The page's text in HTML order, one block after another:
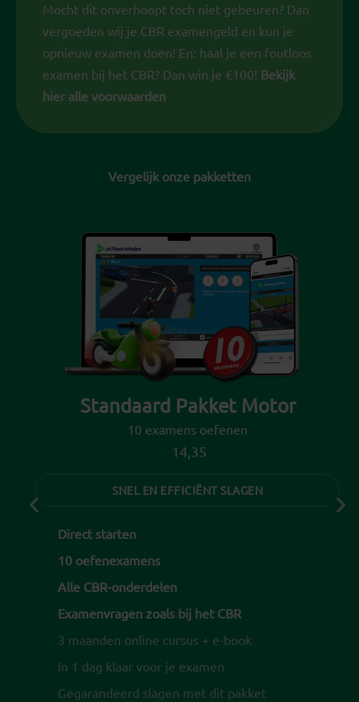
Mocht dit onverhoopt toch niet gebeuren? Dan
vergoeden wij je CBR examengeld en kun je
opnieuw examen doen! En: haal je een foutloos
examen bij het CBR? Dan win je €100! Bekijk
hier alle voorwaarden
Vergelijk onze pakketten
Standaard Pakket Motor
10 examens oefenen
14,35
SNEL EN EFFICIËNT SLAGEN
Direct starten
10 oefenexamens
Alle CBR-onderdelen
Examenvragen zoals bij het CBR
3 maanden online cursus + e-book
In 1 dag klaar voor je examen
Gegarandeerd slagen met dit pakket